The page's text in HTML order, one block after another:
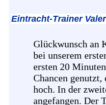
Eintracht-Trainer
Glückwunsch an
bei unserem
ersten 20
Chancen
hoch. In der
angefangen. Der